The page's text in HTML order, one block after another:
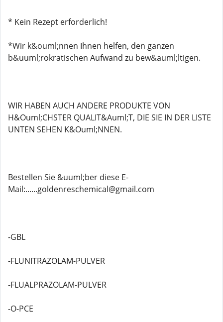
* Kein Rezept erforderlich!
*Wir k&ouml;nnen Ihnen helfen, den ganzen
b&uuml;rokratischen Aufwand zu bew&auml;ltigen.
WIR HABEN AUCH ANDERE PRODUKTE VON
H&Ouml;CHSTER QUALIT&Auml;T, DIE SIE IN DER LISTE
UNTEN SEHEN K&Ouml;NNEN.
Bestellen Sie &uuml;ber diese E-
Mail:......goldenreschemical@gmail.com
-GBL
-FLUNITRAZOLAM-PULVER
-FLUALPRAZOLAM-PULVER
-O-PCE